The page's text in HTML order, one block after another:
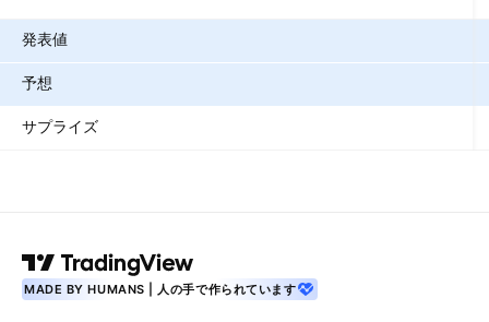
発表値
予想
サプライズ
MADE BY HUMANS | 人の手で作られています